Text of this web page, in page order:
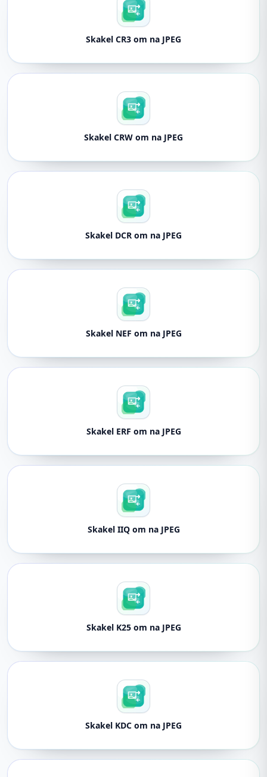
Skakel CR3 om na JPEG
Skakel CRW om na JPEG
Skakel DCR om na JPEG
Skakel NEF om na JPEG
Skakel ERF om na JPEG
Skakel IIQ om na JPEG
Skakel K25 om na JPEG
Skakel KDC om na JPEG